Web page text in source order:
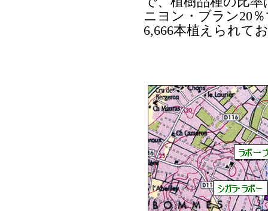
ニヨン・ブラン20
6,666本植えられて